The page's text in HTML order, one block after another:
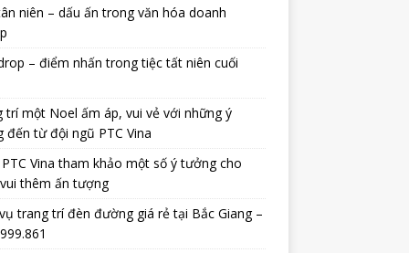
niên – dấu ấn trong văn hóa doanh
– điểm nhấn trong tiệc tất niên cuối
trí một Noel ấm áp, vui vẻ với những ý
đến từ đội ngũ PTC Vina
Vina tham khảo một số ý tưởng cho
thêm ấn tượng
trang trí đèn đường giá rẻ tại Bắc Giang –